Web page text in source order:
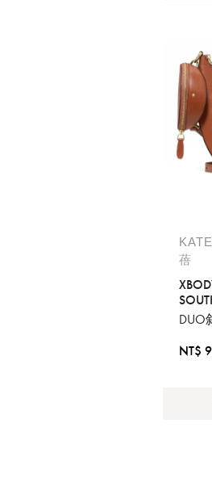
蓓
DUO
NT$